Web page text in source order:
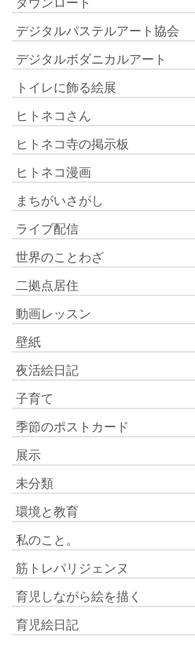
デジタルパステルアート協会
デジタルボダニカルアート
トイレに飾る絵展
ヒトネコさん
ヒトネコ寺の掲示板
ヒトネコ漫画
まちがいさがし
ライブ配信
世界のことわざ
二拠点居住
動画レッスン
壁紙
夜活絵日記
子育て
季節のポストカード
展示
未分類
環境と教育
私のこと。
筋トレパリジェンヌ
育児しながら絵を描く
育児絵日記